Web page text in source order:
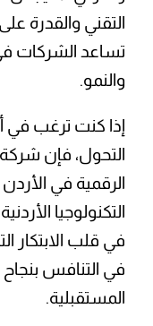
التقني والقدرة
تساعد الشركات
والنمو.
إذا كنت ترغب في
التحول، فإن
الرقمية في
التكنولوجيا
في قلب الابتكار
في التنافس
المستقبلية.